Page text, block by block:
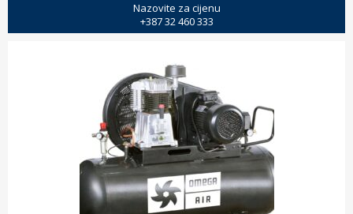
Nazovite za cijenu
+387 32 460 333